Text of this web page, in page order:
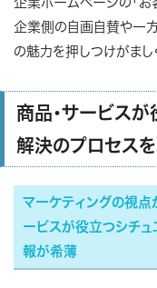
企業側の自画自賛や一
の魅力を押しつけがまし
商品・サービス
解決のプロセス
マーケティングの視点
ービスが役立つシチ
報が希薄